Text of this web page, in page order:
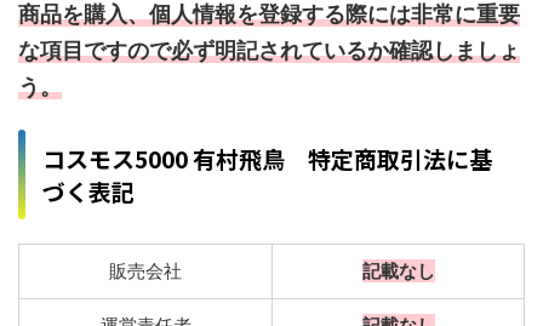
商品を購入、個人情報を登録する際には非常に重要
な項目ですので必ず明記されているか確認しましょ
う。
コスモス5000 有村飛鳥 特定商取引法に基
づく表記
販売会社 記載なし